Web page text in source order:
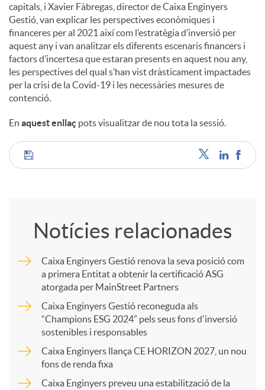
capitals, i Xavier Fàbregas, director de Caixa Enginyers
Gestió, van explicar les perspectives econòmiques i
financeres per al 2021 així com l’estratègia d’inversió per
aquest any i van analitzar els diferents escenaris financers i
factors d’incertesa que estaran presents en aquest nou any,
les perspectives del qual s’han vist dràsticament impactades
per la crisi de la Covid-19 i les necessàries mesures de
contenció.
En aquest enllaç pots visualitzar de nou tota la sessió.
C
m
r
Notícies relacionades
Caixa Enginyers Gestió renova la seva posició com
a primera Entitat a obtenir la certificació ASG
atorgada per MainStreet Partners
Caixa Enginyers Gestió reconeguda als
“Champions ESG 2024” pels seus fons d'inversió
sostenibles i responsables
Caixa Enginyers llança CE HORIZON 2027, un nou
fons de renda fixa
Caixa Enginyers preveu una estabilització de la